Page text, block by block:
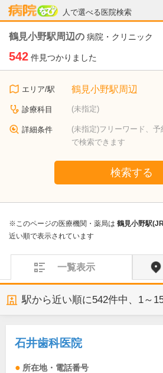
人で選べる医院検索
病院なび
鶴見小野駅周辺の 病院・クリニック
542 件見つかりました
エリア/駅 鶴見小野駅周辺
診療科目 (未指定)
詳細条件
(未指定)フリーワード、
で検索できます
検索する
※このページの医療機関・薬局は 鶴見小野駅
近い順で表示されています
一覧表示
駅から近い順に542件中、 1～
石井歯科医院
所在地・電話番号